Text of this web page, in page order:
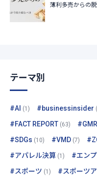
テーマ別
#AI (1) #businessinsider
#FACT REPORT (63)
#SDGs (10) #VMD (7)
#アパレル決算 (1) #エン
#スポーツ (1) #スポーツ